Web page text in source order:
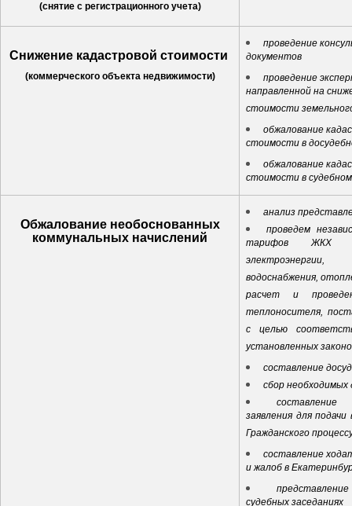
(снятие с регистрационного учета)
Снижение кадастровой стоимости
(коммерческого объекта недвижимости)
проведение
документов
проведение
направленной на
стоимости
обжалование
стоимости в
обжалование
стоимости в
Обжалование необоснованных
коммунальных начислений
анализ
проведем
тарифов ЖКХ
водоснабжения,
расчет и
теплоносителя,
с целью
установленных
составление
сбор необходимых
составление
заявления для
Гражданского
составление
и жалоб в